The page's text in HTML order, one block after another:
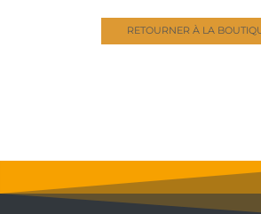
RETOURNER À LA